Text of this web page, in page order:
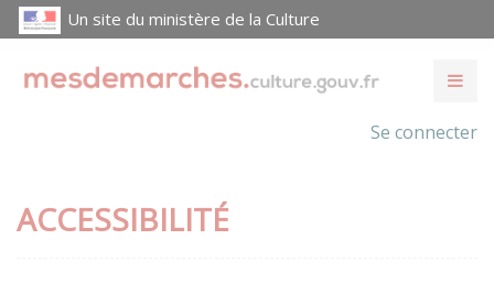
Un site du ministère de la Culture
Se connecter
ACCESSIBILITÉ